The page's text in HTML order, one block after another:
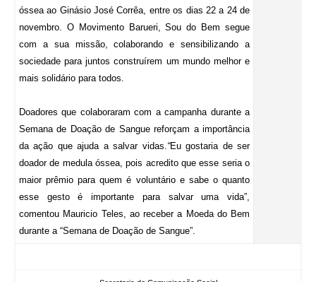
óssea ao Ginásio José Corrêa, entre os dias 22 a 24 de
novembro. O Movimento Barueri, Sou do Bem segue
com a sua missão, colaborando e sensibilizando a
sociedade para juntos construírem um mundo melhor e
mais solidário para todos.
Doadores que colaboraram com a campanha durante a
Semana de Doação de Sangue reforçam a importância
da ação que ajuda a salvar vidas.“Eu gostaria de ser
doador de medula óssea, pois acredito que esse seria o
maior prêmio para quem é voluntário e sabe o quanto
esse gesto é importante para salvar uma vida”,
comentou Mauricio Teles, ao receber a Moeda do Bem
durante a “Semana de Doação de Sangue”.